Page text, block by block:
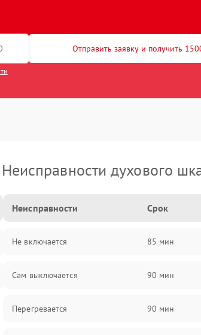
Отправить заявку и получить
Неисправности духового
Неисправности Срок
Не включается 85 мин
Сам выключается 90 мин
Перегревается 90 мин